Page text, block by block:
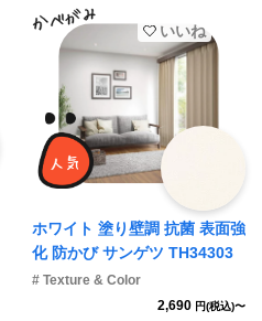
いいね
ホワイト 塗り壁調 抗菌 表面強
化 防かび サンゲツ TH34303
# Texture & Color
2,690 円(税込)〜